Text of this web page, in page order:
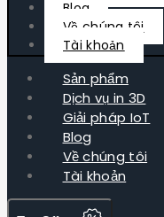
Blog
Về chúng tôi
Tài khoản
Sản phẩm
Dịch vụ in 3D
Giải pháp IoT
Blog
Về chúng tôi
Tài khoản